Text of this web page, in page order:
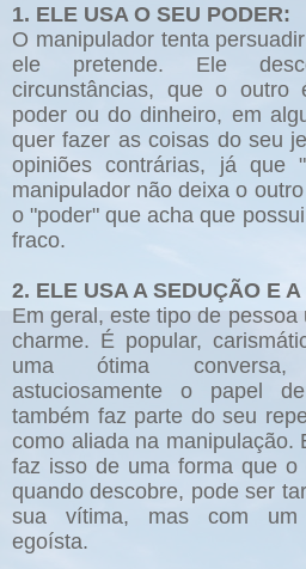
1. ELE USA O SEU PODER:
O manipulador tenta
ele pretende. Ele
circunstâncias, que o outro
poder ou do dinheiro, em
quer fazer as coisas do seu
opiniões contrárias, já que
manipulador não deixa o
o "poder" que acha que
fraco.
2. ELE USA A SEDUÇÃO E
Em geral, este tipo de
charme. É popular,
uma ótima conversa,
astuciosamente o papel
também faz parte do seu
como aliada na manipulação.
faz isso de uma forma que o
quando descobre, pode ser
sua vítima, mas com um
egoísta.